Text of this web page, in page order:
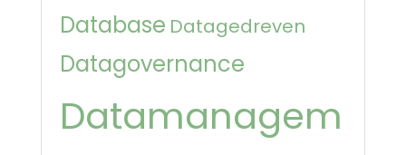
Database Datagedreven
Datagovernance
Datamanagem